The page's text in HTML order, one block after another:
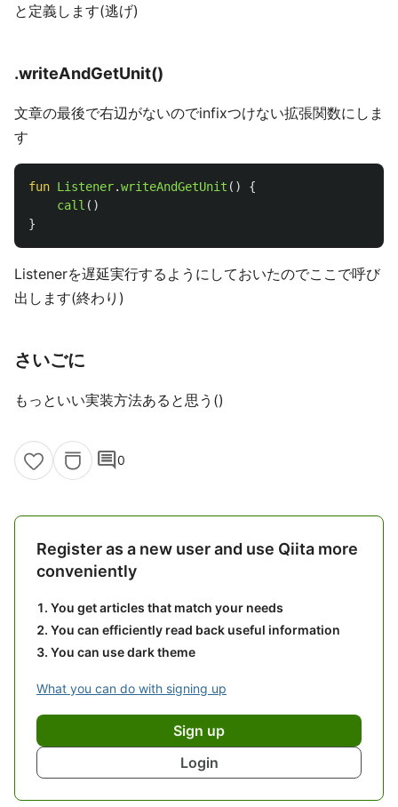
と定義します(逃げ)
.writeAndGetUnit()
文章の最後で右辺がないのでinfixつけない拡張関数にしま
す
fun Listener.writeAndGetUnit ()
{
call ()
}
Listenerを遅延実行するようにしておいたのでここで呼び
出します(終わり)
さいごに
もっといい実装方法あると思う()
comment0
Register as a new user and use Qiita more
conveniently
You get articles that match your needs
You can efficiently read back useful information
You can use dark theme
What you can do with signing up
Sign up
Login